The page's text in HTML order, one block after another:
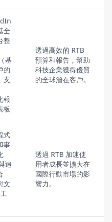
全
整
基
的
支
報
板
透過高效的 RTB
預算和報告，幫助
科技企業獲得優質
的全球潛在客戶。
式
事
追
文
透過 RTB 加速使
用者成長並擴大在
國際行動市場的影
響力。